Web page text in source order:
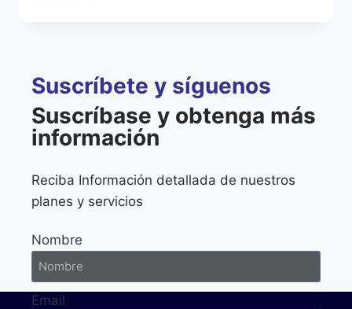
Suscríbete y síguenos
Suscríbase y obtenga más
información
Reciba Información detallada de nuestros
planes y servicios
Nombre
Email